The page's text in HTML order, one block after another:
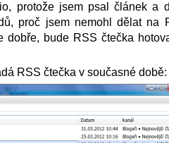
protože jsem psal článek a
proč jsem nemohl dělat na
dobře, bude RSS čtečka
RSS čtečka v současné době: